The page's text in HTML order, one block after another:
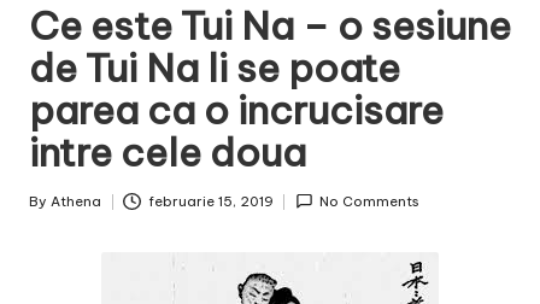
Ce este Tui Na – o sesiune
de Tui Na li se poate
parea ca o incrucisare
intre cele doua
Posted
By Athena februarie 15, 2019 No Comments